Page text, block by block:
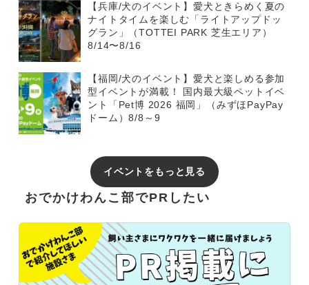
【兵庫/犬のイベント】愛犬ときらめく夏の
ナイトタイムを楽しむ「ライトアップドッ
グラン」（TOTTEI PARK 芝生エリア）
8/14〜8/16
【福岡/犬のイベント】愛犬と楽しめる参加
型イベントが満載！ 国内最大級ペットイベ
ント「Pet博 2026 福岡」（みずほPayPay
ドーム）8/8～9
イベントをもっと見る
おでかけわんこ部でPRしたい